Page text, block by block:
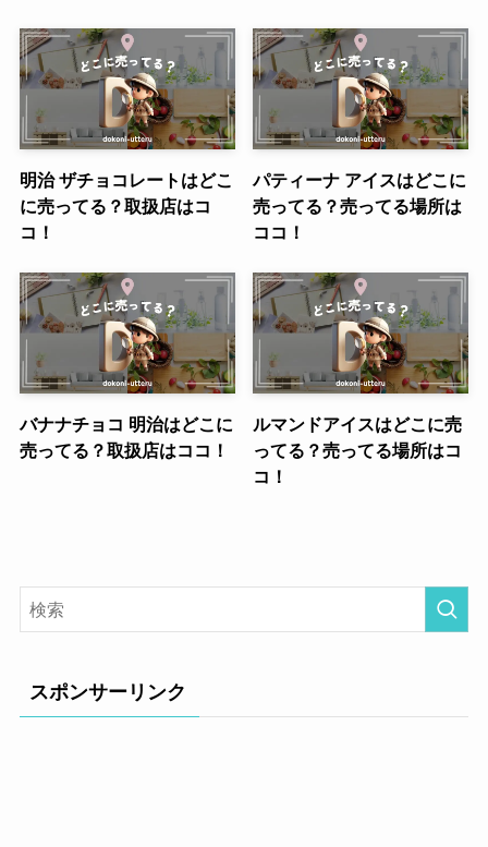
明治 ザチョコレートはどこ
に売ってる？取扱店はコ
コ！
パティーナ アイスはどこに
売ってる？売ってる場所は
ココ！
バナナチョコ 明治はどこに
売ってる？取扱店はココ！
ルマンドアイスはどこに売
ってる？売ってる場所はコ
コ！
スポンサーリンク